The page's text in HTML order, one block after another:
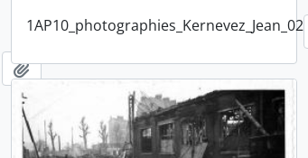
Ajouter au presse-papier
1AP10_photographies_Kernevez_Jean_02